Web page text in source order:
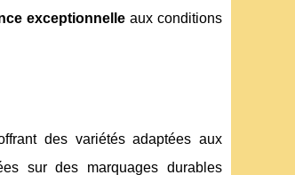
exceptionnelle aux conditions
des variétés adaptées aux
sur des marquages durables